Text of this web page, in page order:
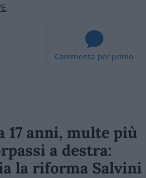
Commenta per primo
17 anni, multe più
a destra:
la riforma Salvini